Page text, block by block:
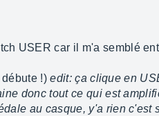
USER car il m'a semblé
débute !)edit: ça clique en
donc tout ce qui est
au casque, y'a rien c'est